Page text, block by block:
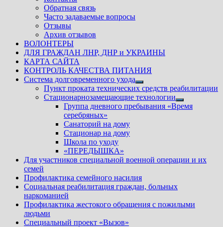
подменю
Обратная связь
Часто задаваемые вопросы
Отзывы
Архив отзывов
ВОЛОНТЕРЫ
ДЛЯ ГРАЖДАН ЛНР, ДНР и УКРАИНЫ
КАРТА САЙТА
КОНТРОЛЬ КАЧЕСТВА ПИТАНИЯ
Система долговременного ухода
Показать
подменю
Пункт проката технических средств реабилитации
Стационарнозамещающие технологии
Показать
подменю
Группа дневного пребывания «Время
серебряных»
Санаторий на дому
Стационар на дому
Школа по уходу
«ПЕРЕДЫШКА»
Для участников специальной военной операции и их
семей
Профилактика семейного насилия
Социальная реабилитация граждан, больных
наркоманией
Профилактика жестокого обращения с пожилыми
людьми
Специальный проект «Вызов»